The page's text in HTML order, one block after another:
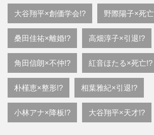
大谷翔平×創価学会!? 野際陽子×死
桑田佳祐×離婚!? 高畑淳子×引退!?
角田信朗×不仲!? 紅音ほたる×死亡!?
朴槿恵×整形!? 相葉雅紀×引退!?
小林アナ×降板!? 大谷翔平×天才!?